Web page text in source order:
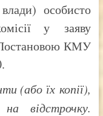
особисто
у заяву
КМУ
(або їх копії),
відстрочку.